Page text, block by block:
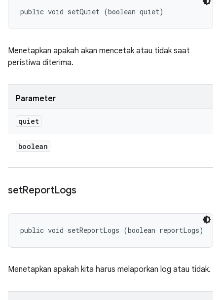
public void setQuiet (boolean quiet)
Menetapkan apakah akan mencetak atau tidak saat
peristiwa diterima.
Parameter
quiet
boolean
setReportLogs
public void setReportLogs (boolean reportLogs)
Menetapkan apakah kita harus melaporkan log atau tidak.